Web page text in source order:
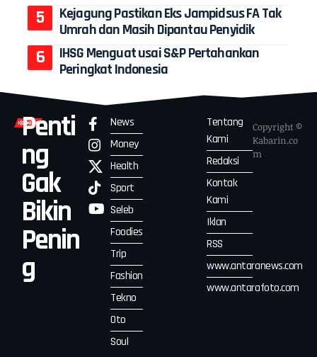
Kejagung Pastikan Eks Jampidsus FA Tak
Umrah dan Masih Dipantau Penyidik
IHSG Menguat usai S&P Pertahankan
Peringkat Indonesia
Penti
ng
Gak
Bikin
Penin
g
News
Money
Health
Sport
Seleb
Foodies
Trip
Fashion
Tekno
Oto
Soul
Tentang
Kami
Redaksi
Kontak
Kami
Iklan
RSS
www.antaranews.com
www.antarafoto.com
Copyright ©
Kabarin.co
m